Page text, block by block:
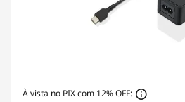
À vista no PIX com 12% OFF: